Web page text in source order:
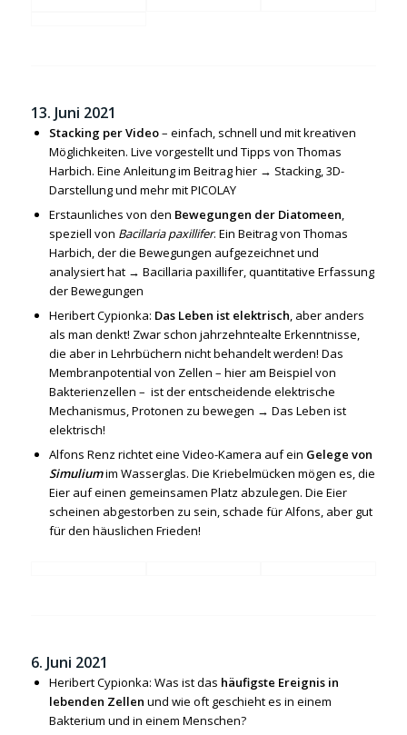
13. Juni 2021
Stacking per Video– einfach, schnell und mit kreativen
Möglichkeiten. Live vorgestellt und Tipps von Thomas
Harbich. Eine Anleitung im Beitrag hier → Stacking, 3D-
Darstellung und mehr mit PICOLAY
Erstaunliches von den Bewegungen der Diatomeen,
speziell von Bacillaria paxillifer. Ein Beitrag von Thomas
Harbich, der die Bewegungen aufgezeichnet und
analysiert hat → Bacillaria paxillifer, quantitative Erfassung
der Bewegungen
Heribert Cypionka: Das Leben ist elektrisch, aber anders
als man denkt! Zwar schon jahrzehntealte Erkenntnisse,
die aber in Lehrbüchern nicht behandelt werden! Das
Membranpotential von Zellen – hier am Beispiel von
Bakterienzellen – ist der entscheidende elektrische
Mechanismus, Protonen zu bewegen → Das Leben ist
elektrisch!
Alfons Renz richtet eine Video-Kamera auf ein Gelege von
Simuliumim Wasserglas. Die Kriebelmücken mögen es, die
Eier auf einen gemeinsamen Platz abzulegen. Die Eier
scheinen abgestorben zu sein, schade für Alfons, aber gut
für den häuslichen Frieden!
6. Juni 2021
Heribert Cypionka: Was ist das häufigste Ereignis in
lebenden Zellen und wie oft geschieht es in einem
Bakterium und in einem Menschen?